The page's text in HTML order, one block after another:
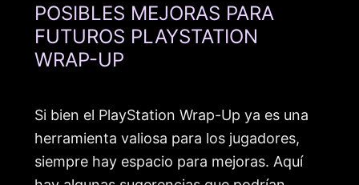
POSIBLES MEJORAS PARA
FUTUROS PLAYSTATION
WRAP-UP
Si bien el PlayStation Wrap-Up ya es una
herramienta valiosa para los jugadores,
siempre hay espacio para mejoras. Aquí